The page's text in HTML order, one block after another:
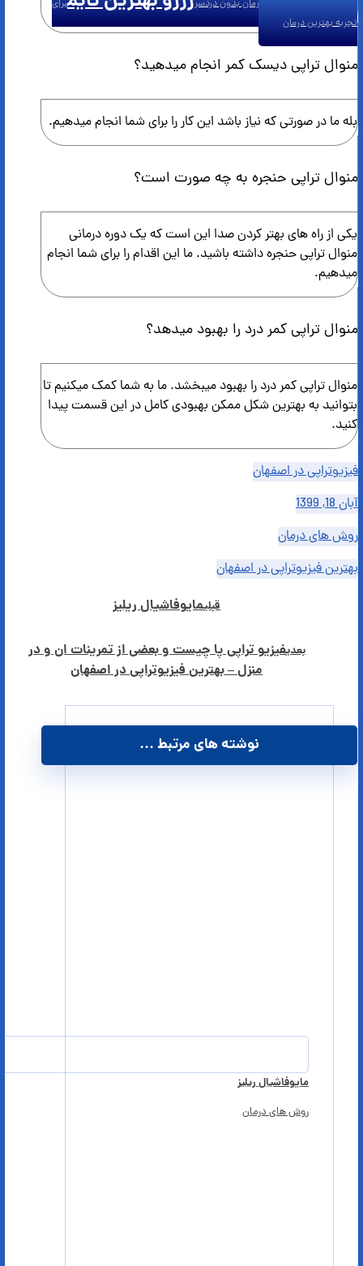
درمان بدون دردسر
برای
تجربه بهترین درمان
منوال تراپی دیسک کمر انجام میدهید؟
بله ما در صورتی که نیاز باشد این کار را برای شما انجام میدهیم.
منوال تراپی حنجره به چه صورت است؟
یکی از راه های بهتر کردن صدا این است که یک دوره درمانی
منوال تراپی حنجره داشته باشید. ما این اقدام را برای شما انجام
میدهیم.
منوال تراپی کمر درد را بهبود میدهد؟
منوال تراپی کمر درد را بهبود میبخشد. ما به شما کمک میکنیم تا
بتوانید به بهترین شکل ممکن بهبودی کامل در این قسمت پیدا
کنید.
فیزیوتراپی در اصفهان
آبان 18, 1399
روش های درمان
بهترین فیزیوتراپی در اصفهان
قبلیمایوفاشیال ریلیز
بعدیفیزیو تراپی پا چیست و بعضی از تمرینات ان و در
منزل – بهترین فیزیوتراپی در اصفهان
نوشته های مرتبط ...
مایوفاشیال ریلیز
روش های درمان